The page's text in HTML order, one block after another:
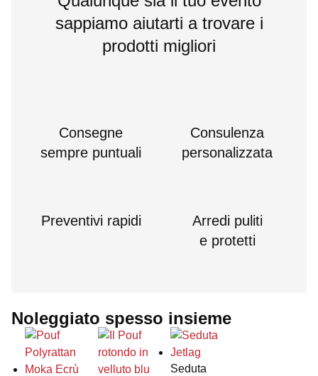
sappiamo aiutarti a trovare i
prodotti migliori
Consegne
sempre puntuali
Consulenza
personalizzata
Preventivi rapidi
Arredi puliti
e protetti
Noleggiato spesso insieme
Seduta